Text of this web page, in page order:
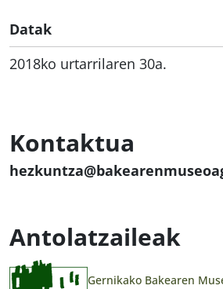
Datak
2018ko urtarrilaren 30a.
Kontaktua
Antolatzaileak
Gernikako Bakearen